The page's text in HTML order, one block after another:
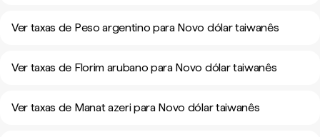
Ver taxas de Peso argentino para Novo dólar taiwanês
Ver taxas de Florim arubano para Novo dólar taiwanês
Ver taxas de Manat azeri para Novo dólar taiwanês